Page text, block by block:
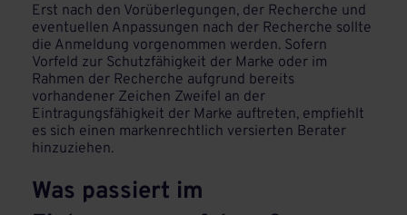
Erst nach den Vorüberlegungen, der Recherche und
eventuellen Anpassungen nach der Recherche sollte
die Anmeldung vorgenommen werden. Sofern
Vorfeld zur Schutzfähigkeit der Marke oder im
Rahmen der Recherche aufgrund bereits
vorhandener Zeichen Zweifel an der
Eintragungsfähigkeit der Marke auftreten, empfiehlt
es sich einen markenrechtlich versierten Berater
hinzuziehen.
Was passiert im